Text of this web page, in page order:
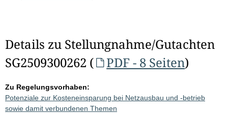
Details zu Stellungnahme/Gutachten
SG2509300262 (
PDF - 8 Seiten)
Zu Regelungsvorhaben:
Potenziale zur Kosteneinsparung bei Netzausbau und -betrieb
sowie damit verbundenen Themen